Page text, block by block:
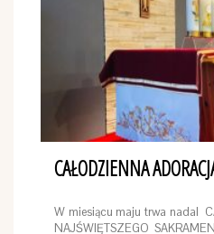
CAŁODZIENNA
W miesiącu maju trwa nadal
NAJŚWIĘTSZEGO